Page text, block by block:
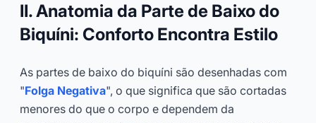
II. Anatomia da Parte de Baixo do
Biquíni: Conforto Encontra Estilo
As partes de baixo do biquíni são desenhadas com
"Folga Negativa", o que significa que são cortadas
menores do que o corpo e dependem da